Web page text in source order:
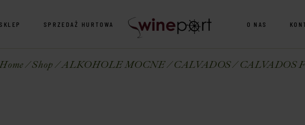
SKLEP SPRZEDAŻ HURTOWA O NAS
& Alkohole
Shop ALKOHOLE MOCNE CALVADOS CALVADOS